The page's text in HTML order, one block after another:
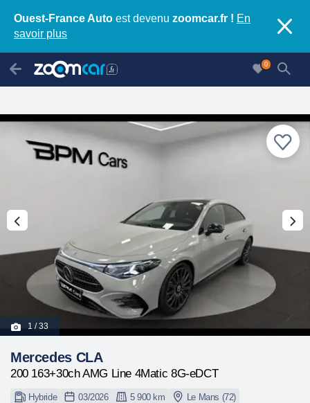
Ouest-France Auto est devenu zoomcar.fr ! En
savoir plus
0
1 / 33
Mercedes CLA
200 163+30ch AMG Line 4Matic 8G-eDCT
Hybride 03/2026 5 900 km Le Mans (72)